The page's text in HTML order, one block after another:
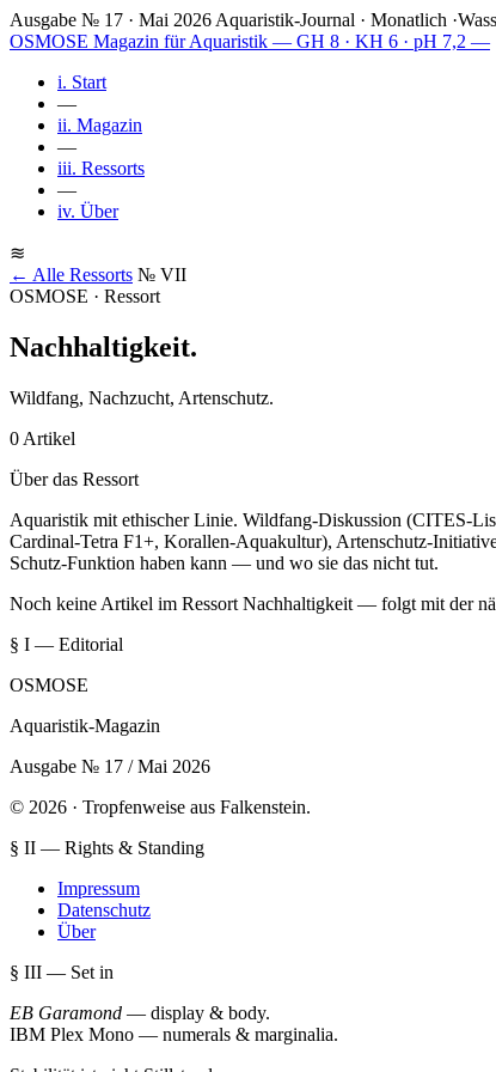
Ausgabe № 17 · Mai 2026 Aquaristik-Journal · Monatlich ·
OSMOSE Magazin für Aquaristik — GH 8 · KH 6 · pH 7,2 —
i. Start
—
ii. Magazin
—
iii. Ressorts
—
iv. Über
≋
← Alle Ressorts № VII
OSMOSE · Ressort
Nachhaltigkeit.
Wildfang, Nachzucht, Artenschutz.
0 Artikel
Über das Ressort
Aquaristik mit ethischer Linie. Wildfang-Diskussion (CITES-
Cardinal-Tetra F1+, Korallen-Aquakultur), Artenschutz-
Schutz-Funktion haben kann — und wo sie das nicht tut.
Noch keine Artikel im Ressort Nachhaltigkeit — folgt mit der
§ I — Editorial
OSMOSE
Aquaristik-Magazin
Ausgabe № 17 / Mai 2026
© 2026 · Tropfenweise aus Falkenstein.
§ II — Rights & Standing
Impressum
Datenschutz
Über
§ III — Set in
EB Garamond — display & body.
IBM Plex Mono — numerals & marginalia.